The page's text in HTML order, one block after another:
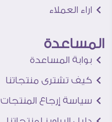
اراء العملاء
المساعدة
بوابة المساعدة
كيف تشترى منتجاتنا
سياسة إرجاع المنتجات